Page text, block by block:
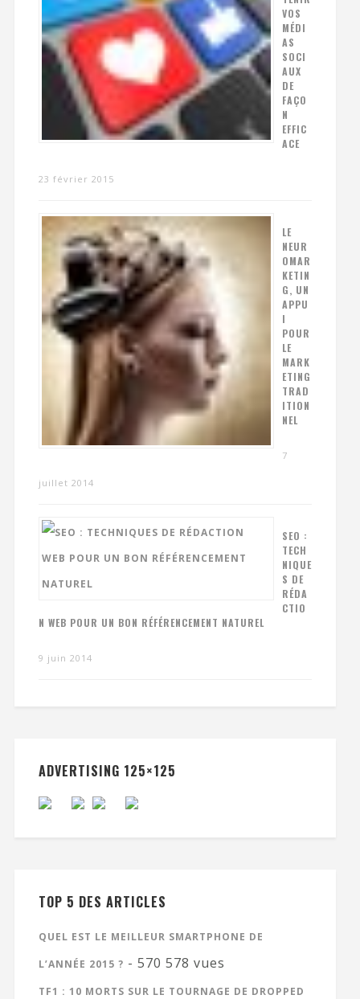
VOS
MÉDI
AS
SOCI
AUX
DE
FAÇO
N
EFFIC
ACE
23 février 2015
LE
NEUR
OMAR
KETIN
G, UN
APPU
I
POUR
LE
MARK
ETING
TRAD
ITION
NEL
7
juillet 2014
SEO :
TECH
NIQUE
S DE
RÉDA
CTIO
N WEB POUR UN BON RÉFÉRENCEMENT NATUREL
9 juin 2014
ADVERTISING 125×125
TOP 5 DES ARTICLES
QUEL EST LE MEILLEUR SMARTPHONE DE
L’ANNÉE 2015 ? - 570 578 vues
TF1 : 10 MORTS SUR LE TOURNAGE DE DROPPED